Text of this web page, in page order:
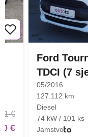
€
€
Ford
TDCI (7
05/2016
127.112 km
Diesel
74 kW / 101 ks
Jamstvo